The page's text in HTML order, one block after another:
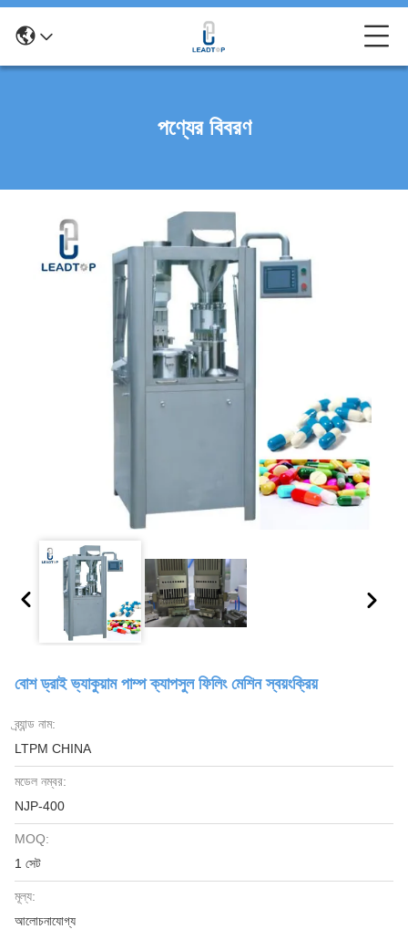
পণ্যের বিবরণ
বোশ ড্রাই ভ্যাকুয়াম পাম্প ক্যাপসুল ফিলিং মেশিন স্বয়ংক্রিয়
ব্র্যান্ড নাম:
LTPM CHINA
মডেল নম্বর:
NJP-400
MOQ:
1 সেট
মূল্য:
আলোচনাযোগ্য